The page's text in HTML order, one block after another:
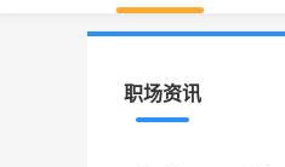
职场资讯